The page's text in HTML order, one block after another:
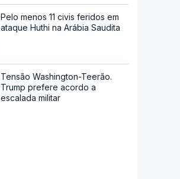
Pelo menos 11 civis feridos em
ataque Huthi na Arábia Saudita
Tensão Washington-Teerão.
Trump prefere acordo a
escalada militar